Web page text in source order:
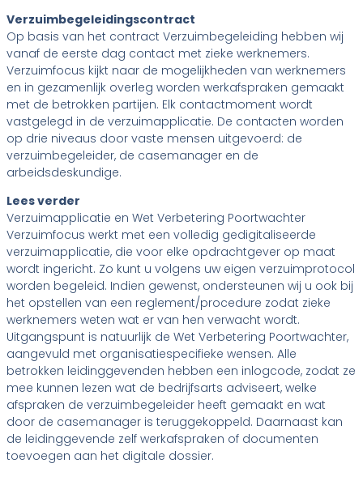
Verzuimbegeleidingscontract
Op basis van het contract Verzuimbegeleiding hebben wij
vanaf de eerste dag contact met zieke werknemers.
Verzuimfocus kijkt naar de mogelijkheden van werknemers
en in gezamenlijk overleg worden werkafspraken gemaakt
met de betrokken partijen. Elk contactmoment wordt
vastgelegd in de verzuimapplicatie. De contacten worden
op drie niveaus door vaste mensen uitgevoerd: de
verzuimbegeleider, de casemanager en de
arbeidsdeskundige.
Lees verder
Verzuimapplicatie en Wet Verbetering Poortwachter
Verzuimfocus werkt met een volledig gedigitaliseerde
verzuimapplicatie, die voor elke opdrachtgever op maat
wordt ingericht. Zo kunt u volgens uw eigen verzuimprotocol
worden begeleid. Indien gewenst, ondersteunen wij u ook bij
het opstellen van een reglement/procedure zodat zieke
werknemers weten wat er van hen verwacht wordt.
Uitgangspunt is natuurlijk de Wet Verbetering Poortwachter,
aangevuld met organisatiespecifieke wensen. Alle
betrokken leidinggevenden hebben een inlogcode, zodat ze
mee kunnen lezen wat de bedrijfsarts adviseert, welke
afspraken de verzuimbegeleider heeft gemaakt en wat
door de casemanager is teruggekoppeld. Daarnaast kan
de leidinggevende zelf werkafspraken of documenten
toevoegen aan het digitale dossier.